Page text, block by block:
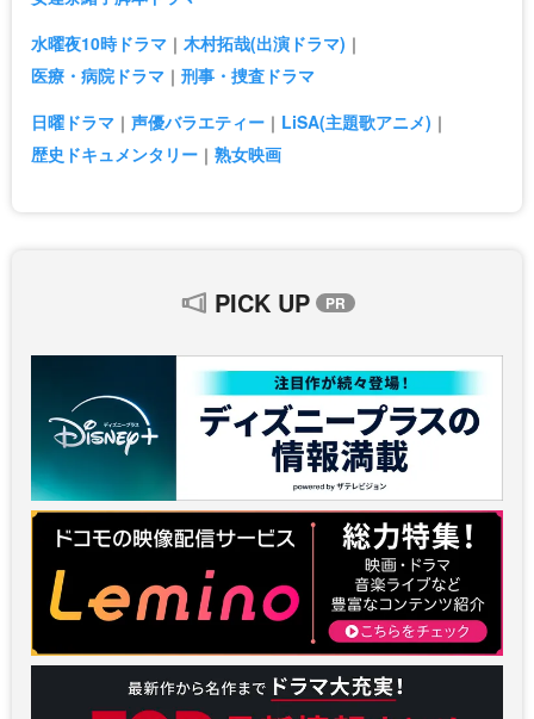
水曜夜10時ドラマ
木村拓哉(出演ドラマ)
医療・病院ドラマ
刑事・捜査ドラマ
日曜ドラマ
声優バラエティー
LiSA(主題歌アニメ)
歴史ドキュメンタリー
熟女映画
PICK UP